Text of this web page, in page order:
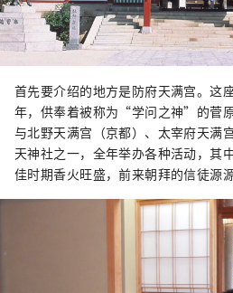
首先要介绍的地方是防府天满宫。这
年，供奉着被称为“学问之神”的菅原
与北野天满宫（京都）、太宰府天满
天神社之一，全年举办各种活动，其
佳时期香火旺盛，前来朝拜的信徒源源